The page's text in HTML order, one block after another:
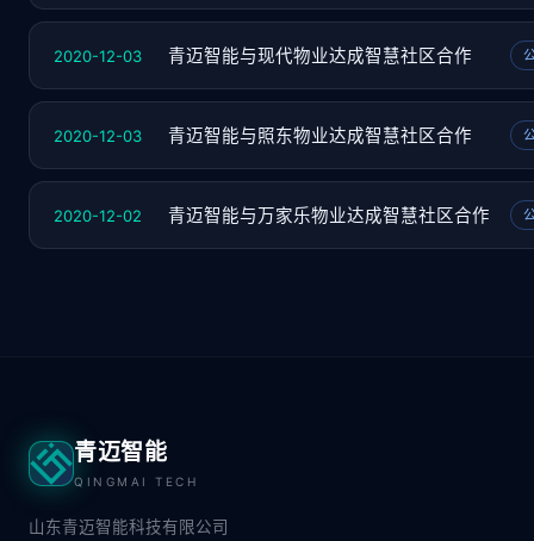
2020-12-03 青迈智能与现代物业达成智慧社区合作
2020-12-03 青迈智能与照东物业达成智慧社区合作
2020-12-02 青迈智能与万家乐物业达成智慧社区合作
青迈智能
QINGMAI TECH
山东青迈智能科技有限公司